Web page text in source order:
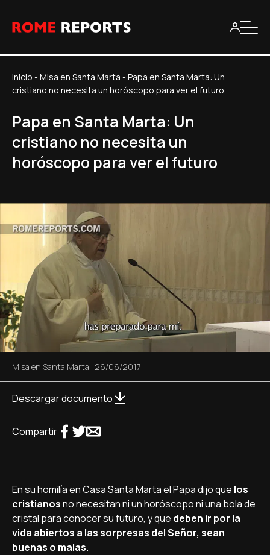
Inicio - Misa en Santa Marta - Papa en Santa Marta: Un
cristiano no necesita un horóscopo para ver el futuro
Papa en Santa Marta: Un
cristiano no necesita un
horóscopo para ver el futuro
Misa en Santa Marta | 26/06/2017
Descargar documento
Compartir
En su homilí­a en Casa Santa Marta el Papa dijo que los
cristianosno necesitan ni un horóscopo ni una bola de
cristal para conocer su futuro, y que deben ir por la
vida abiertos a las sorpresas del Señor, sean
buenas o malas.